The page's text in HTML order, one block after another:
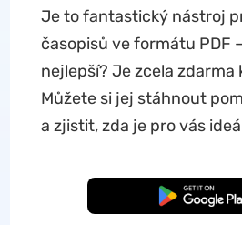
Je to fantastický nástroj
časopisů ve formátu PDF
nejlepší? Je zcela zdarma
Můžete si jej stáhnout
a zjistit, zda je pro vás
Bezplatné